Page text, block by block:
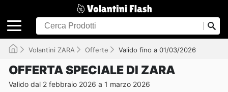
Volantini ZARA Offerte Valido fino a 01/03/2026
OFFERTA SPECIALE DI ZARA
Valido dal 2 febbraio 2026 a 1 marzo 2026